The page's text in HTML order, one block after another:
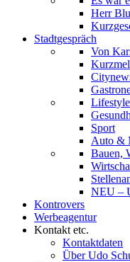
Herr
Stadtgespräch
Von
Sport
Auto &
Bauen,
NEU –
Kontrovers
Werbeagentur
Kontakt etc.
Kontaktdaten
Über Udo